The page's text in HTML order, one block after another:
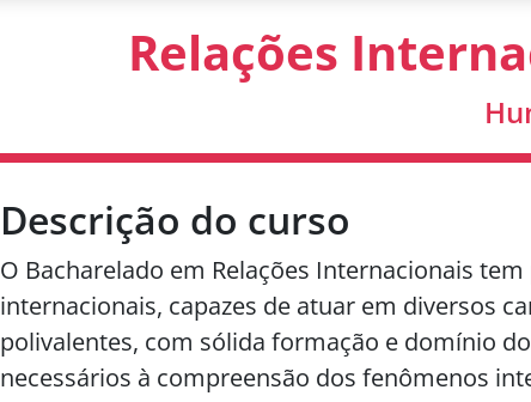
Relações
Descrição do curso
O Bacharelado em Relações Internacionais
internacionais, capazes de atuar em diversos
polivalentes, com sólida formação e domínio
necessários à compreensão dos fenômenos